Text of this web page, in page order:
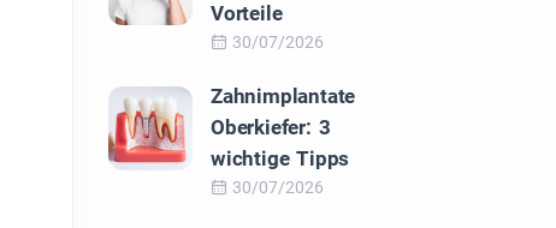
Vorteile
30/07/2026
Zahnimplantate
Oberkiefer: 3
wichtige Tipps
30/07/2026